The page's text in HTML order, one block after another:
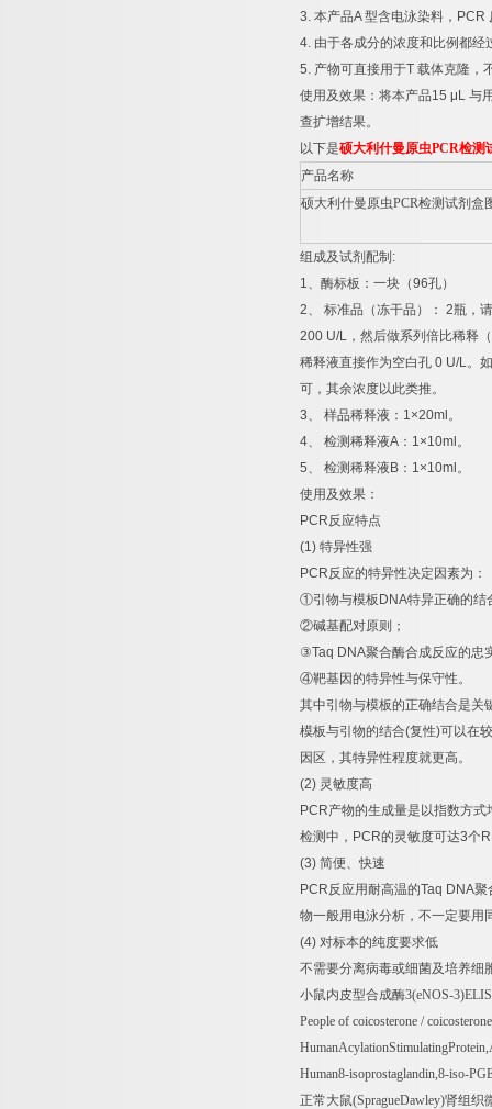
3. 本产品A型含电泳染料， PCR
4. 由于各成分的浓度和比例都
5. 产物可直接用于T 载体克隆，
使用及效果：将本产品15 μL 与
查扩增结果。
以下是硕大利什曼原虫PCR检测
产品名称
硕大利什曼原虫PCR检测试剂盒
组成及试剂配制 :
1、酶标板：一块（96孔）
2、 标准品（冻干品）： 2瓶，
200 U/L ，然后做系列倍比稀释
稀释液直接作为空白孔 0 U/L。
可，其余浓度以此类推。
3、 样品稀释液： 1×20ml 。
4、 检测稀释液A ： 1×10ml 。
5、 检测稀释液 B ： 1×10ml 。
使用及效果：
PCR反应特点
(1) 特异性强
PCR反应的特异性决定因素为：
①引物与模板 DNA特异正确的结
②碱基配对原则；
③Taq DNA聚合酶合成反应的忠
④靶基因的特异性与保守性。
其中引物与模板的正确结合是关
模板与引物的结合(复性)可以在
因区，其特异性程度就更高。
(2) 灵敏度高
PCR产物的生成量是以指数方式
检测中， PCR的灵敏度可达3个
(3) 简便、快速
PCR反应用耐高温的Taq DNA聚
物一般用电泳分析，不一定要用
(4) 对标本的纯度要求低
不需要分离病毒或细菌及培养细
小鼠内皮型合成酶3(eNOS-
People of coicosterone /
Human8-isoprostaglandin,8-iso-
正常大鼠(SpragueDawley)肾组织